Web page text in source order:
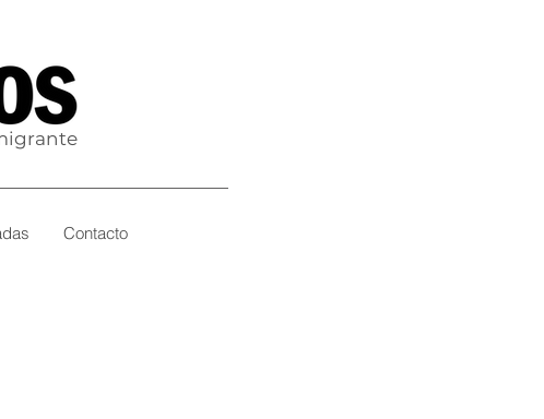
Contacto